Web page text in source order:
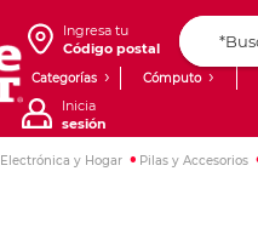
Ingresa tu
Código postal
Categorías Cómputo
Inicia
sesión
Electrónica y Hogar Pilas y Accesorios